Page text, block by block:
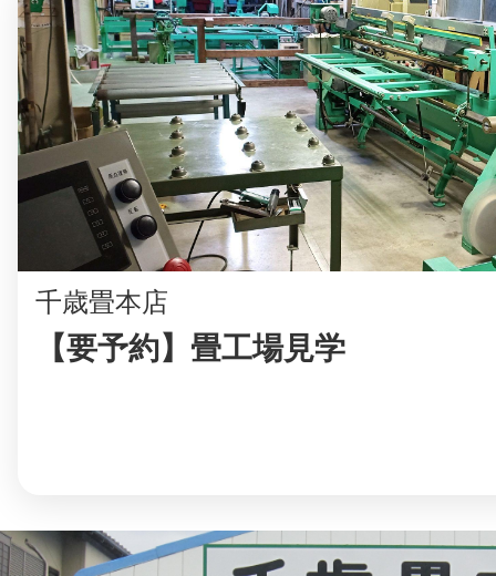
千歳畳本店
【要予約】畳工場見学
まちのコイン
お知らせ